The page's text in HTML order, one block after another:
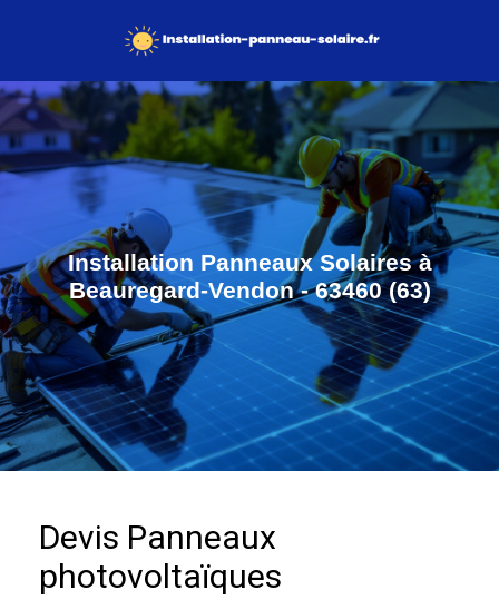
Installation Panneaux Solaires à
Beauregard-Vendon - 63460 (63)
Devis Panneaux
photovoltaïques